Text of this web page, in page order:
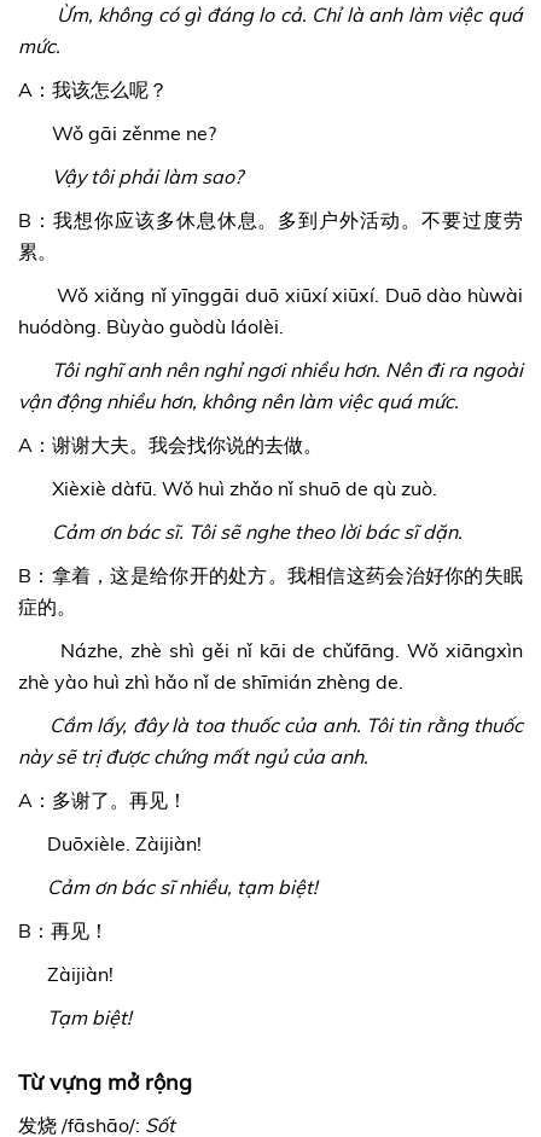
Ừm, không có gì đáng lo cả. Chỉ là anh làm việc quá
mức.
A：我该怎么呢？
Wǒ gāi zěnme ne?
Vậy tôi phải làm sao?
B：我想你应该多休息休息。多到户外活动。不要过度劳
累。
Wǒ xiǎng nǐ yīnggāi duō xiūxí xiūxí. Duō dào hùwài
huódòng. Bùyào guòdù láolèi.
Tôi nghĩ anh nên nghỉ ngơi nhiều hơn. Nên đi ra ngoài
vận động nhiều hơn, không nên làm việc quá mức.
A：谢谢大夫。我会找你说的去做。
Xièxiè dàfū. Wǒ huì zhǎo nǐ shuō de qù zuò.
Cảm ơn bác sĩ. Tôi sẽ nghe theo lời bác sĩ dặn.
B：拿着，这是给你开的处方。我相信这药会治好你的失眠
症的。
Názhe, zhè shì gěi nǐ kāi de chǔfāng. Wǒ xiāngxìn
zhè yào huì zhì hǎo nǐ de shīmián zhèng de.
Cầm lấy, đây là toa thuốc của anh. Tôi tin rằng thuốc
này sẽ trị được chứng mất ngủ của anh.
A：多谢了。再见！
Duōxièle. Zàijiàn!
Cảm ơn bác sĩ nhiều, tạm biệt!
B：再见！
Zàijiàn!
Tạm biệt!
Từ vựng mở rộng
发烧 /fāshāo/: Sốt